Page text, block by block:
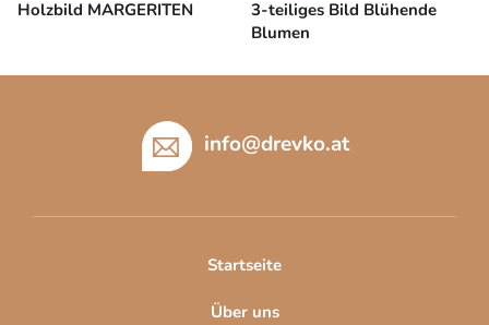
Holzbild MARGERITEN
3-teiliges Bild Blühende
Blumen
info@drevko.at
Startseite
Über uns